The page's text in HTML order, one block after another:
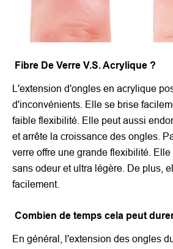
Fibre De Verre V.S. Acrylique ?
L'extension d'ongles en acrylique
d'inconvénients. Elle se brise
faible flexibilité. Elle peut aussi
et arrête la croissance des ongles.
verre offre une grande flexibilité. Elle
sans odeur et ultra légère. De plus,
facilement.
Combien de temps cela peut
En général, l'extension des ongles